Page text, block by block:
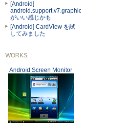
[Android]
android.support.v7.graphics.Palette
がいい感じかも
[Android] CardView を試
してみました
WORKS
Android Screen Monitor